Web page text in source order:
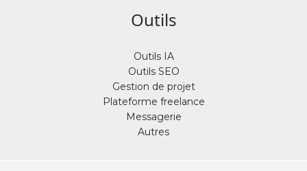
Outils
Outils IA
Outils SEO
Gestion de projet
Plateforme freelance
Messagerie
Autres